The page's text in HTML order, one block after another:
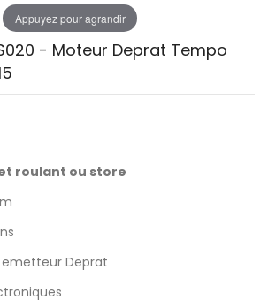
Appuyez pour agrandir
- Moteur Deprat Tempo
roulant ou store
emetteur Deprat